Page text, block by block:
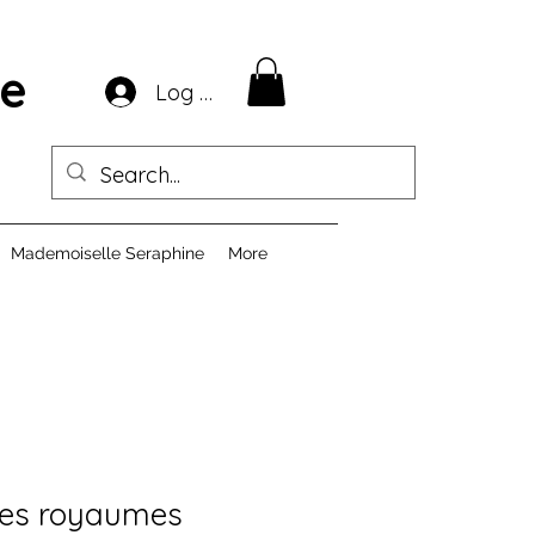
Log In
Mademoiselle Seraphine More
royaumes